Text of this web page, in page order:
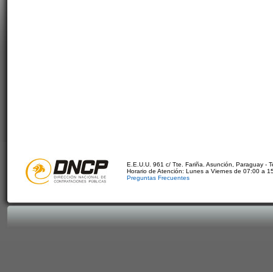
E.E.U.U. 961 c/ Tte. Fariña. Asunción, Paraguay -
Horario de Atención: Lunes a Viernes de 07:00 a
Preguntas Frecuentes